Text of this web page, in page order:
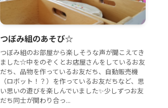
つぼみ組のあそび☆
つぼみ組のお部屋から楽しそうな声が聞こえてき
ました☆中をのぞくとお店屋さんをしているお友
だち、品物を作っているお友だち、自動販売機
（ロボット！？）を作っているお友だちなど、思
い思いの遊びを楽しんでいました✨少しずつお友
だち同士が関わり合っ...